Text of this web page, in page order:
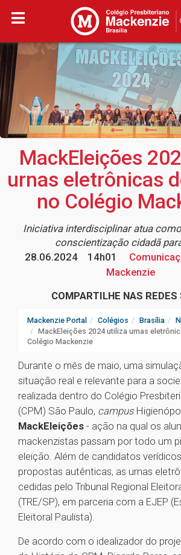
MackEleições
urnas eletrônicas
no Colégio
Iniciativa interdisciplinar atua
conscientização cidadã
28.06.2024
14h01
Mackenzie
COMPARTILHE NAS REDES
Mackenzie Portal Colégios Brasília
MackEleições 2024 utiliza urnas
Colégio Mackenzie
Durante o mês de maio, uma
situação real e relevante para a
realizada dentro do Colégio
(CPM) São Paulo, campus
MackEleições - ação na qual os
mackenzistas passam por todo um
eleição. Além de candidatos
propostas autênticas, as urnas
cedidas pelo Tribunal Regional
(TRE/SP), em parceria com a EJEP
Eleitoral Paulista).
De acordo com o idealizador do